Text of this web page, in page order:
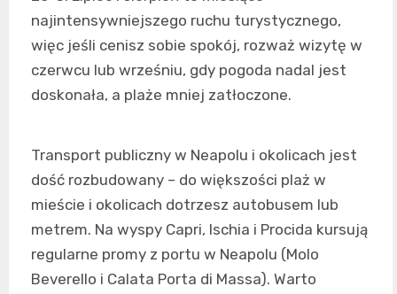
najintensywniejszego ruchu turystycznego,
więc jeśli cenisz sobie spokój, rozważ wizytę w
czerwcu lub wrześniu, gdy pogoda nadal jest
doskonała, a plaże mniej zatłoczone.
Transport publiczny w Neapolu i okolicach jest
dość rozbudowany – do większości plaż w
mieście i okolicach dotrzesz autobusem lub
metrem. Na wyspy Capri, Ischia i Procida kursują
regularne promy z portu w Neapolu (Molo
Beverello i Calata Porta di Massa). Warto